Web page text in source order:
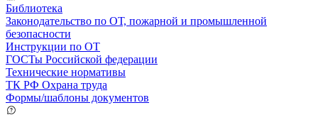
Библиотека
Законодательство по ОТ, пожарной и промышленной
безопасности
Инструкции по ОТ
ГОСТы Российской федерации
Технические нормативы
ТК РФ Охрана труда
Формы/шаблоны документов